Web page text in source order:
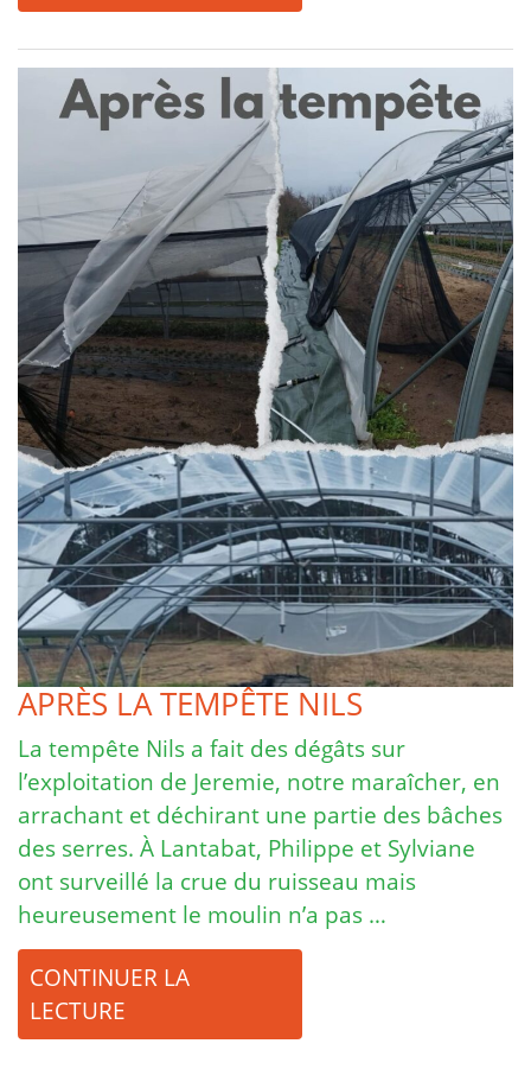
APRÈS LA TEMPÊTE NILS
La tempête Nils a fait des dégâts sur
l’exploitation de Jeremie, notre maraîcher, en
arrachant et déchirant une partie des bâches
des serres. À Lantabat, Philippe et Sylviane
ont surveillé la crue du ruisseau mais
heureusement le moulin n’a pas …
CONTINUER LA
LECTURE